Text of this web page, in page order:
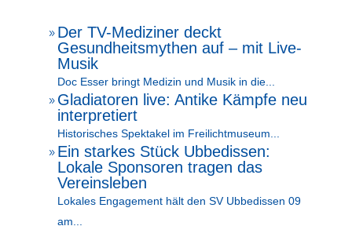
9 Der TV-Mediziner deckt
Gesundheitsmythen auf – mit Live-
Musik
Doc Esser bringt Medizin und Musik in die...
9 Gladiatoren live: Antike Kämpfe neu
interpretiert
Historisches Spektakel im Freilichtmuseum...
9 Ein starkes Stück Ubbedissen:
Lokale Sponsoren tragen das
Vereinsleben
Lokales Engagement hält den SV Ubbedissen 09
am...